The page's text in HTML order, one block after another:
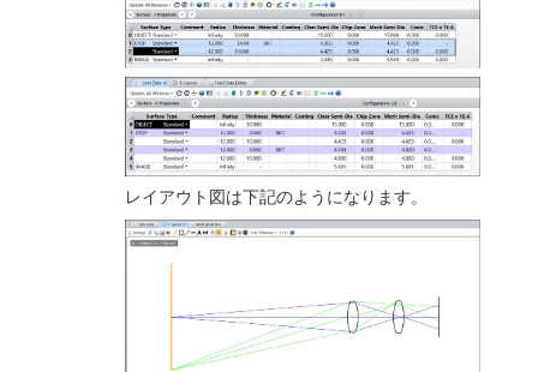
レイアウト図は下記のようになります。